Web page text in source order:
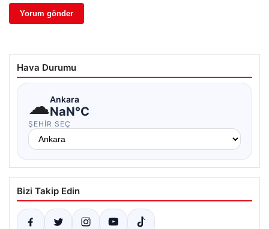
Hava Durumu
☁Ankara
NaN°C
ŞEHIR SEÇ
Bizi Takip Edin